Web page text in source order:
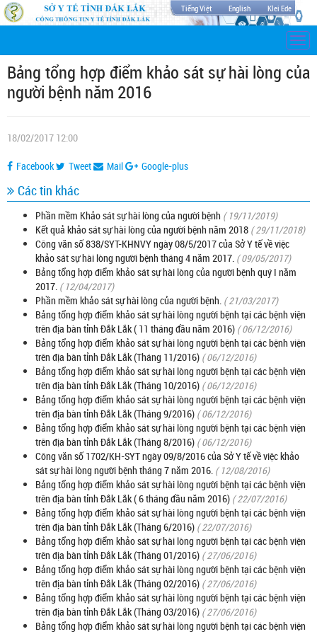
Tiếng Việt English Klei Ede
Bảng tổng hợp điểm khảo sát sự hài lòng của
người bệnh năm 2016
18/02/2017 12:00
Facebook Tweet Mail Google-plus
Các tin khác
Phần mềm Khảo sát sự hài lòng của người bệnh ( 19/11/2019)
Kết quả khảo sát sự hài lòng của người bệnh năm 2018 ( 29/11/2018)
Công văn số 838/SYT-KHNVY ngày 08/5/2017 của Sở Y tế về việc
khảo sát sự hài lòng người bệnh tháng 4 năm 2017. ( 09/05/2017)
Bảng tổng hợp điểm khảo sát sự hài lòng của người bệnh quý I năm
2017. ( 12/04/2017)
Phần mềm khảo sát sự hài lòng của người bệnh. ( 21/03/2017)
Bảng tổng hợp điểm khảo sát sự hài lòng người bệnh tại các bệnh viện
trên địa bàn tỉnh Đắk Lắk ( 11 tháng đầu năm 2016) ( 06/12/2016)
Bảng tổng hợp điểm khảo sát sự hài lòng người bệnh tại các bệnh viện
trên địa bàn tỉnh Đắk Lắk (Tháng 11/2016) ( 06/12/2016)
Bảng tổng hợp điểm khảo sát sự hài lòng người bệnh tại các bệnh viện
trên địa bàn tỉnh Đắk Lắk (Tháng 10/2016) ( 06/12/2016)
Bảng tổng hợp điểm khảo sát sự hài lòng người bệnh tại các bệnh viện
trên địa bàn tỉnh Đắk Lắk (Tháng 9/2016) ( 06/12/2016)
Bảng tổng hợp điểm khảo sát sự hài lòng người bệnh tại các bệnh viện
trên địa bàn tỉnh Đắk Lắk (Tháng 8/2016) ( 06/12/2016)
Công văn số 1702/KH-SYT ngày 09/8/2016 của Sở Y tế về việc khảo
sát sự hài lòng người bệnh tháng 7 năm 2016. ( 12/08/2016)
Bảng tổng hợp điểm khảo sát sự hài lòng người bệnh tại các bệnh viện
trên địa bàn tỉnh Đắk Lắk ( 6 tháng đầu năm 2016) ( 22/07/2016)
Bảng tổng hợp điểm khảo sát sự hài lòng người bệnh tại các bệnh viện
trên địa bàn tỉnh Đắk Lắk (Tháng 6/2016) ( 22/07/2016)
Bảng tổng hợp điểm khảo sát sự hài lòng người bệnh tại các bệnh viện
trên địa bàn tỉnh Đắk Lắk (Tháng 01/2016) ( 27/06/2016)
Bảng tổng hợp điểm khảo sát sự hài lòng người bệnh tại các bệnh viện
trên địa bàn tỉnh Đắk Lắk (Tháng 02/2016) ( 27/06/2016)
Bảng tổng hợp điểm khảo sát sự hài lòng người bệnh tại các bệnh viện
trên địa bàn tỉnh Đắk Lắk (Tháng 03/2016) ( 27/06/2016)
Bảng tổng hợp điểm khảo sát sự hài lòng người bệnh tại các bệnh viện